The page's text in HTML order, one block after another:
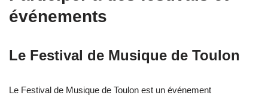
événements
Le Festival de Musique de Toulon
Le Festival de Musique de Toulon est un événement